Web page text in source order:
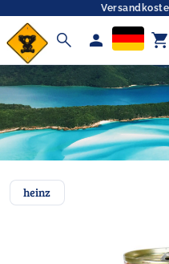
search person shopping_cart
heinz